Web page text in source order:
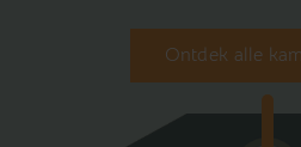
Ontdek alle